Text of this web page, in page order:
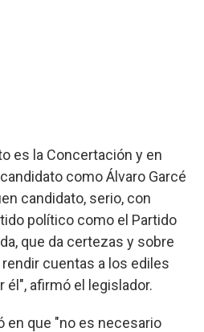
es la Concertación y en
como Álvaro Garcé
candidato, serio, con
político como el Partido
que da certezas y sobre
cuentas a los ediles
él", afirmó el legislador.
en que "no es necesario